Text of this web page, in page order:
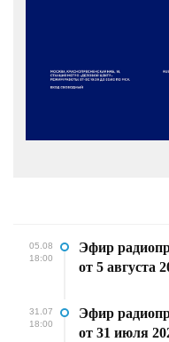
05.08
18:00
Эфир
от 5 августа
31.07
18:00
Эфир
от 31 июля